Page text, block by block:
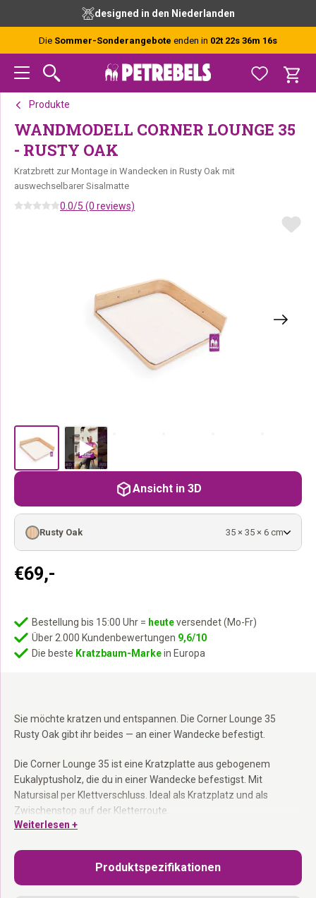
content
designed in den Niederlanden
Die Sommer-Sonderangebote enden in 02t 22s 36m 16s
Produkte
WANDMODELL CORNER LOUNGE 35
- RUSTY OAK
Kratzbrett zur Montage in Wandecken in Rusty Oak mit
auswechselbarer Sisalmatte
0.0/5 (0 reviews)
Sie möchte kratzen und entspannen. Die Corner Lounge 35
Rusty Oak gibt ihr beides — an einer Wandecke befestigt.
Die Corner Lounge 35 ist eine Kratzplatte aus gebogenem
Eukalyptusholz, die du in einer Wandecke befestigst. Mit
Natursisal per Klettverschluss. Ideal als Kratzplatz und als
Zwischenstop auf der Kletterroute.
sowieso lang läuft.
Natursisal per Klettverschluss:Einfach austauschbar.
35 × 35 cm:Kompakt und praktisch.
Weiterlesen +
€69,-
Rusty Oak 35 × 35 × 6 cm
Bestellung bis 15:00 Uhr = heuteversendet (Mo-Fr)
Über 2.000 Kundenbewertungen 9,6/10
Die beste Kratzbaum-Markein Europa
Ansicht in 3D
Produktspezifikationen